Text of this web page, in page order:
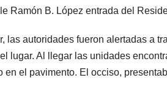
Ramón B. López entrada del
las autoridades fueron alertadas a
lugar. Al llegar las unidades
en el pavimento. El occiso,